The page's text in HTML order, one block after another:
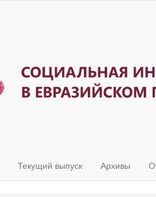
Текущий выпуск Архивы